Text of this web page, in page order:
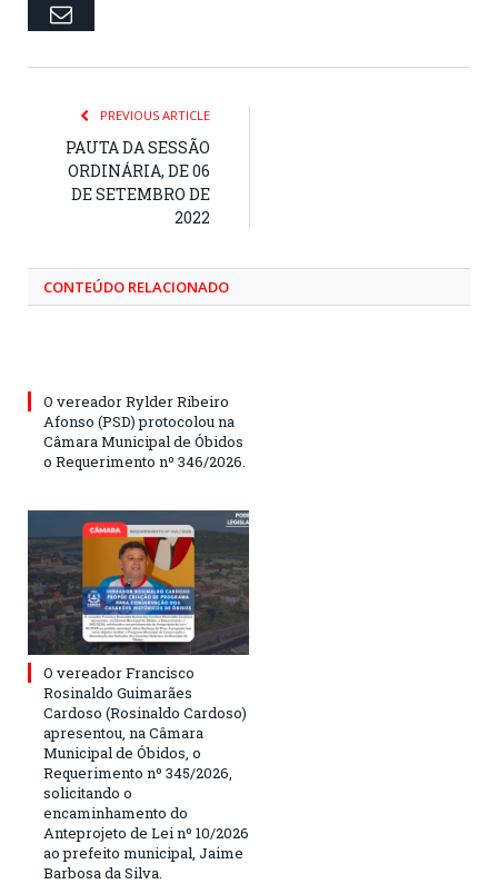
Email
PREVIOUS ARTICLE
PAUTA DA SESSÃO
ORDINÁRIA, DE 06
DE SETEMBRO DE
2022
CONTEÚDO RELACIONADO
O vereador Rylder Ribeiro
Afonso (PSD) protocolou na
Câmara Municipal de Óbidos
o Requerimento nº 346/2026.
O vereador Francisco
Rosinaldo Guimarães
Cardoso (Rosinaldo Cardoso)
apresentou, na Câmara
Municipal de Óbidos, o
Requerimento nº 345/2026,
solicitando o
encaminhamento do
Anteprojeto de Lei nº 10/2026
ao prefeito municipal, Jaime
Barbosa da Silva.